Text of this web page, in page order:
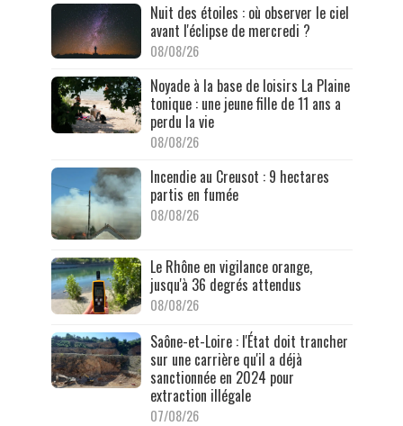
Nuit des étoiles : où observer le ciel
avant l'éclipse de mercredi ?
08/08/26
Noyade à la base de loisirs La Plaine
tonique : une jeune fille de 11 ans a
perdu la vie
08/08/26
Incendie au Creusot : 9 hectares
partis en fumée
08/08/26
Le Rhône en vigilance orange,
jusqu'à 36 degrés attendus
08/08/26
Saône-et-Loire : l'État doit trancher
sur une carrière qu'il a déjà
sanctionnée en 2024 pour
extraction illégale
07/08/26